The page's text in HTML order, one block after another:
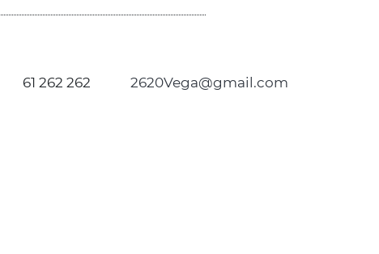
61 262 262 2620Vega@gmail.com